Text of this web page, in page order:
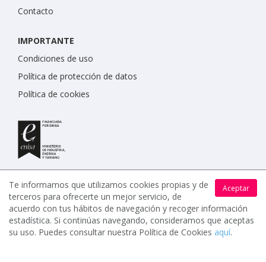
Contacto
IMPORTANTE
Condiciones de uso
Política de protección de datos
Política de cookies
www.celebrents.es tiene una calificación de 5 / 5 otorgada
por 7900 miembros.
Aceptar
Te informamos que utilizamos cookies propias y de
terceros para ofrecerte un mejor servicio, de
acuerdo con tus hábitos de navegación y recoger información
estadística. Si continúas navegando, consideramos que aceptas
su uso. Puedes consultar nuestra Política de Cookies aquí.